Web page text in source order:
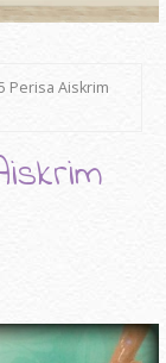
Perisa Aiskrim